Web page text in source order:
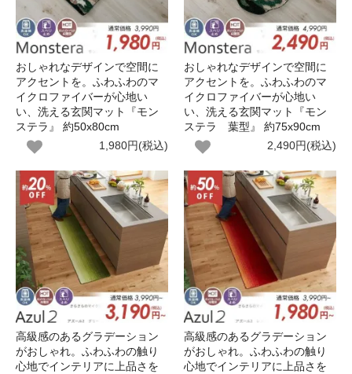
おしゃれなデザインで空間に
アクセントを。ふわふわのマ
イクロファイバーが心地い
い、洗える玄関マット『モン
ステラ』 約50x80cm
1,980円(税込)
おしゃれなデザインで空間に
アクセントを。ふわふわのマ
イクロファイバーが心地い
い、洗える玄関マット『モン
ステラ 葉型』 約75x90cm
2,490円(税込)
高級感のあるグラデーション
がおしゃれ。ふわふわの触り
心地でインテリアに上品さを
高級感のあるグラデーション
がおしゃれ。ふわふわの触り
心地でインテリアに上品さを